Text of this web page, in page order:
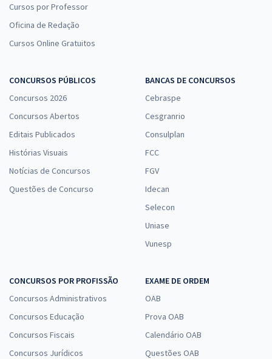
Cursos por Professor
Oficina de Redação
Cursos Online Gratuitos
CONCURSOS PÚBLICOS
Concursos 2026
Concursos Abertos
Editais Publicados
Histórias Visuais
Notícias de Concursos
Questões de Concurso
BANCAS DE CONCURSOS
Cebraspe
Cesgranrio
Consulplan
FCC
FGV
Idecan
Selecon
Uniase
Vunesp
CONCURSOS POR PROFISSÃO
Concursos Administrativos
Concursos Educação
Concursos Fiscais
Concursos Jurídicos
EXAME DE ORDEM
OAB
Prova OAB
Calendário OAB
Questões OAB